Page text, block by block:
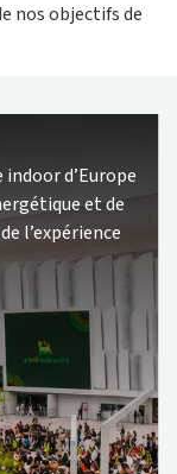
nos objectifs de
d’Europe
et de
l’expérience